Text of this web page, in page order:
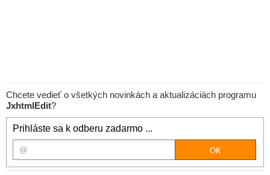
Chcete vedieť o všetkých novinkách a aktualizáciách programu
JxhtmlEdit?
Prihláste sa k odberu zadarmo ...